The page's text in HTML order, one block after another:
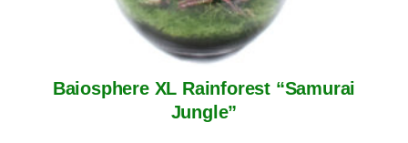
Baiosphere XL Rainforest “Samurai
Jungle”